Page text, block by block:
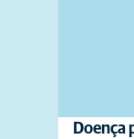
Doença